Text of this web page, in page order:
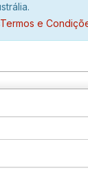
Termos e